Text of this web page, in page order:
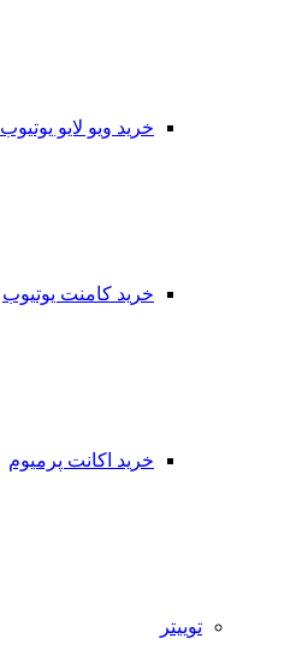
خرید ویو لایو یوتیوب
خرید کامنت یوتیوب
خرید اکانت پرمیوم
توییتر